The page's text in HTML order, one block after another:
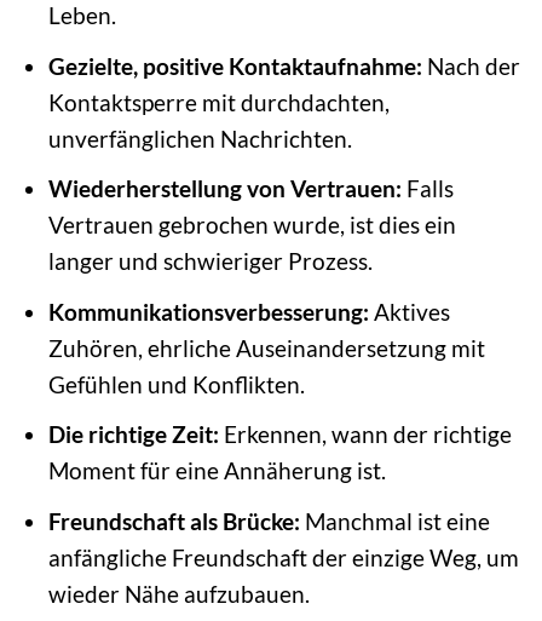
Leben.
Gezielte, positive Kontaktaufnahme: Nach der
Kontaktsperre mit durchdachten,
unverfänglichen Nachrichten.
Wiederherstellung von Vertrauen: Falls
Vertrauen gebrochen wurde, ist dies ein
langer und schwieriger Prozess.
Kommunikationsverbesserung: Aktives
Zuhören, ehrliche Auseinandersetzung mit
Gefühlen und Konflikten.
Die richtige Zeit: Erkennen, wann der richtige
Moment für eine Annäherung ist.
Freundschaft als Brücke: Manchmal ist eine
anfängliche Freundschaft der einzige Weg, um
wieder Nähe aufzubauen.